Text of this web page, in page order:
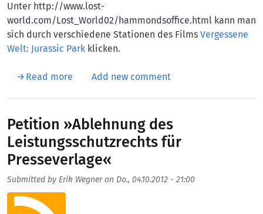
Unter http://www.lost-
world.com/Lost_World02/hammondsoffice.html kann man
sich durch verschiedene Stationen des Films Vergessene
Welt: Jurassic Park klicken.
Read more about Jurassic Park: Lost World Browser
Add new comment
Petition »Ablehnung des
Leistungsschutzrechts für
Presseverlage«
Submitted by Erik Wegneron Do., 04.10.2012 - 21:00
Aufmacherbild